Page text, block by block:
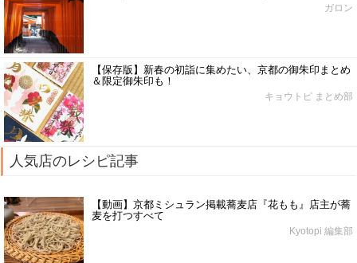
ガロン
【保存版】新春の初詣に集めたい、京都の御朱印まとめ
＆限定御朱印も！
キョウトピ まとめ部
人気店のレシピ記事
【動画】京都ミシュラン掲載蕎麦店『花もも』店主が蕎
麦を打つすべて
Kyotopi 編集部